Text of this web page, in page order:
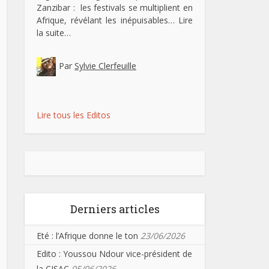
Zanzibar : les festivals se multiplient en
Afrique, révélant les inépuisables… Lire
la suite…
Par Sylvie Clerfeuille
Lire tous les Editos
Derniers articles
Eté : l’Afrique donne le ton 23/06/2026
Edito : Youssou Ndour vice-président de